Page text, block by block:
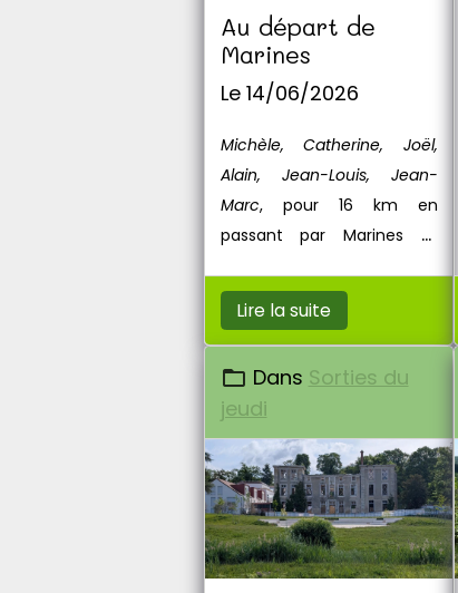
Au départ de
Marines
Le 14/06/2026
Michèle, Catherine, Joël,
Alain, Jean-Louis, Jean-
Marc, pour 16 km en
passant par Marines et
Lire la suite
Dans Sorties du
jeudi